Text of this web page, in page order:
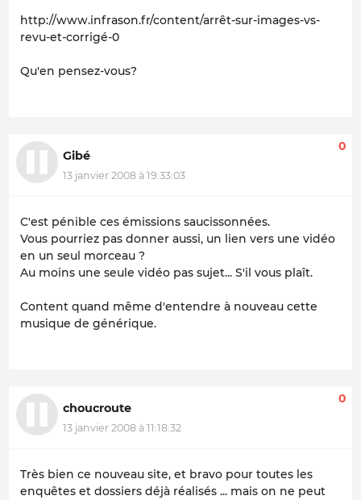
http://www.infrason.fr/content/arrêt-sur-images-vs-
revu-et-corrigé-0
Qu'en pensez-vous?
Gibé
13 janvier 2008 à 19:33:03
0
C'est pénible ces émissions saucissonnées.
Vous pourriez pas donner aussi, un lien vers une vidéo
en un seul morceau ?
Au moins une seule vidéo pas sujet... S'il vous plaît.
Content quand même d'entendre à nouveau cette
musique de générique.
choucroute
13 janvier 2008 à 11:18:32
0
Très bien ce nouveau site, et bravo pour toutes les
enquêtes et dossiers déjà réalisés ... mais on ne peut